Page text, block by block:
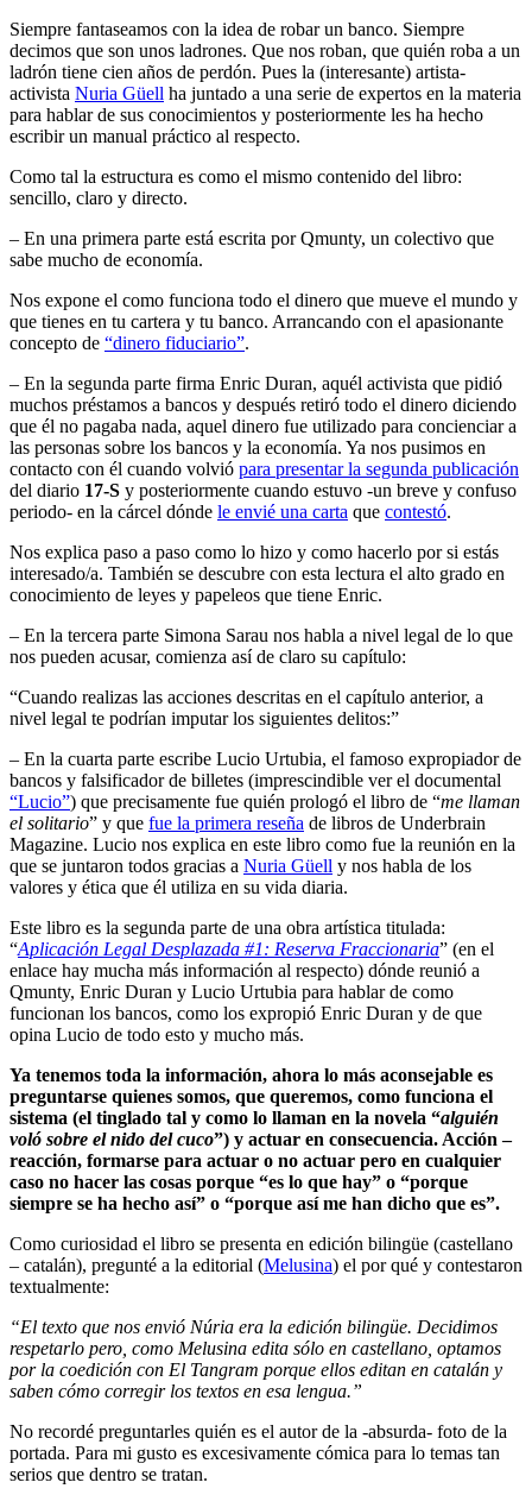
Siempre fantaseamos con la idea de robar un banco. Siempre
decimos que son unos ladrones. Que nos roban, que quién roba a un
ladrón tiene cien años de perdón. Pues la (interesante) artista-
activista Nuria Güell ha juntado a una serie de expertos en la materia
para hablar de sus conocimientos y posteriormente les ha hecho
escribir un manual práctico al respecto.
Como tal la estructura es como el mismo contenido del libro:
sencillo, claro y directo.
– En una primera parte está escrita por Qmunty, un colectivo que
sabe mucho de economía.
Nos expone el como funciona todo el dinero que mueve el mundo y
que tienes en tu cartera y tu banco. Arrancando con el apasionante
concepto de “dinero fiduciario”.
– En la segunda parte firma Enric Duran, aquél activista que pidió
muchos préstamos a bancos y después retiró todo el dinero diciendo
que él no pagaba nada, aquel dinero fue utilizado para concienciar a
las personas sobre los bancos y la economía. Ya nos pusimos en
contacto con él cuando volvió para presentar la segunda publicación
del diario 17-S y posteriormente cuando estuvo -un breve y confuso
periodo- en la cárcel dónde le envié una carta que contestó.
Nos explica paso a paso como lo hizo y como hacerlo por si estás
interesado/a. También se descubre con esta lectura el alto grado en
conocimiento de leyes y papeleos que tiene Enric.
– En la tercera parte Simona Sarau nos habla a nivel legal de lo que
nos pueden acusar, comienza así de claro su capítulo:
“Cuando realizas las acciones descritas en el capítulo anterior, a
nivel legal te podrían imputar los siguientes delitos:”
– En la cuarta parte escribe Lucio Urtubia, el famoso expropiador de
bancos y falsificador de billetes (imprescindible ver el documental
“Lucio”) que precisamente fue quién prologó el libro de “me llaman
el solitario” y que fue la primera reseña de libros de Underbrain
Magazine. Lucio nos explica en este libro como fue la reunión en la
que se juntaron todos gracias a Nuria Güell y nos habla de los
valores y ética que él utiliza en su vida diaria.
Este libro es la segunda parte de una obra artística titulada:
“Aplicación Legal Desplazada #1: Reserva Fraccionaria” (en el
enlace hay mucha más información al respecto) dónde reunió a
Qmunty, Enric Duran y Lucio Urtubia para hablar de como
funcionan los bancos, como los expropió Enric Duran y de que
opina Lucio de todo esto y mucho más.
Ya tenemos toda la información, ahora lo más aconsejable es
preguntarse quienes somos, que queremos, como funciona el
sistema (el tinglado tal y como lo llaman en la novela “alguién
voló sobre el nido del cuco”) y actuar en consecuencia. Acción –
reacción, formarse para actuar o no actuar pero en cualquier
caso no hacer las cosas porque “es lo que hay” o “porque
siempre se ha hecho así” o “porque así me han dicho que es”.
Como curiosidad el libro se presenta en edición bilingüe (castellano
– catalán), pregunté a la editorial (Melusina) el por qué y contestaron
textualmente:
“El texto que nos envió Núria era la edición bilingüe. Decidimos
respetarlo pero, como Melusina edita sólo en castellano, optamos
por la coedición con El Tangram porque ellos editan en catalán y
saben cómo corregir los textos en esa lengua.”
No recordé preguntarles quién es el autor de la -absurda- foto de la
portada. Para mi gusto es excesivamente cómica para lo temas tan
serios que dentro se tratan.